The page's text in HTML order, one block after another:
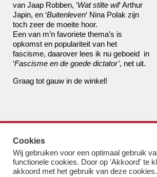
van Jaap Robben, ‘Wat stilte wil‘ Arthur
Japin, en ‘Buitenleven‘ Nina Polak zijn
toch zeer de moeite hoor.
Een van m’n favoriete thema’s is
opkomst en populariteit van het
fascisme, daarover lees ik nu geboeid in
‘Fascisme en de goede dictator’, net uit.
Graag tot gauw in de winkel!
bestel@boekhandelvanpampus.nl
van Eesterenlaan 17
1019 JK Amsterdam
Cookies
Wij gebruiken voor een optimaal gebruik
functionele cookies. Door op 'Akkoord' te
akkoord met het gebruik van deze cookies.